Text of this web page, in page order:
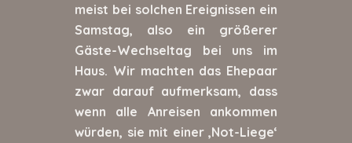
meist bei solchen Ereignissen ein
Samstag, also ein größerer
Gäste-Wechseltag bei uns im
Haus. Wir machten das Ehepaar
zwar darauf aufmerksam, dass
wenn alle Anreisen ankommen
würden, sie mit einer ‚Not-Liege‘